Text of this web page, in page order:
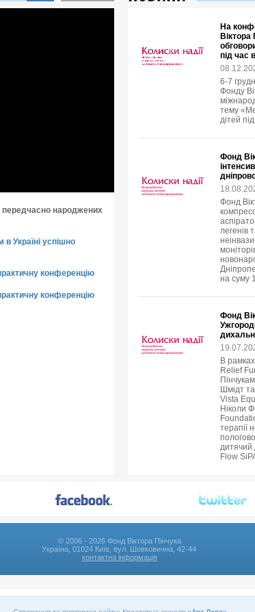
передчасно народжених
в Україні успішно
конференцію
конференцію
На
Віктора
під час
6-7
Фонду
тему
дітей
Фонд
Фонд
легенів
на суму
Фонд
В рамках
Relief
Шмідт
Vista
Ніколи
терапії
дитячий
Flow
© 2006 - 2026 Фонд Віктора Пінчука
Україна, 01024 Київ, вул. Шовковична, 42-44
контактна інформація